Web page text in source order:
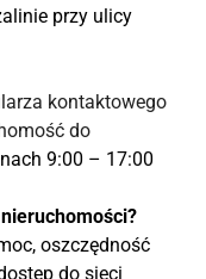
przy ulicy
kontaktowego
do
9:00 – 17:00
oszczędność
do sieci